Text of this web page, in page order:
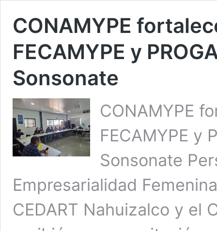
CONAMYPE
FECAMYPE y
Sonsonate
CONAMYPE
FECAMYPE y
Sonsonate
Empresarialidad
CEDART Nahuizalco y el